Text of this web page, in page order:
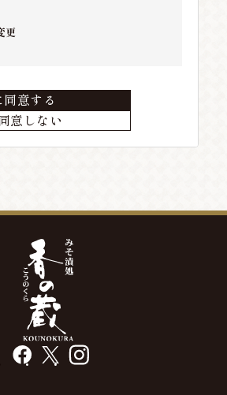
更
る場合には、当店までメールにて
サービスを変更・廃止をするこ
以上経過している場合や、メー
が発生した場合には、会員情報を
ます。
意しない
意する
facebook instagram